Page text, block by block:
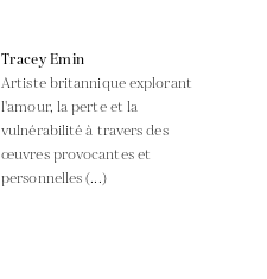
Tracey Emin
Artiste britannique explorant
l'amour, la perte et la
vulnérabilité à travers des
œuvres provocantes et
personnelles (...)